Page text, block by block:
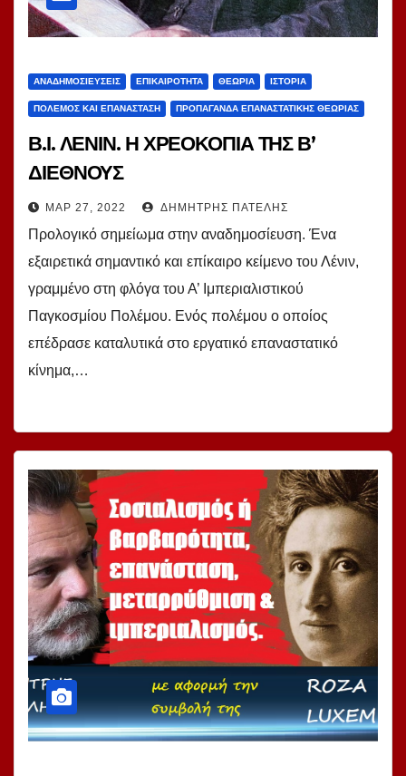
ΑΝΑΔΗΜΟΣΙΕΎΣΕΙΣ ΕΠΙΚΑΙΡΌΤΗΤΑ ΘΕΩΡΊΑ ΙΣΤΟΡΊΑ
ΠΌΛΕΜΟΣ ΚΑΙ ΕΠΑΝΆΣΤΑΣΗ ΠΡΟΠΑΓΆΝΔΑ ΕΠΑΝΑΣΤΑΤΙΚΉΣ ΘΕΩΡΊΑΣ
Β.Ι. ΛΕΝΙΝ. Η ΧΡΕΟΚΟΠΙΑ ΤΗΣ Β’
ΔΙΕΘΝΟΥΣ
ΜΑΡ 27, 2022 ΔΗΜΉΤΡΗΣ ΠΑΤΈΛΗΣ
Προλογικό σημείωμα στην αναδημοσίευση. Ένα
εξαιρετικά σημαντικό και επίκαιρο κείμενο του Λένιν,
γραμμένο στη φλόγα του Α’ Ιμπεριαλιστικού
Παγκοσμίου Πολέμου. Ενός πολέμου ο οποίος
επέδρασε καταλυτικά στο εργατικό επαναστατικό
κίνημα,…